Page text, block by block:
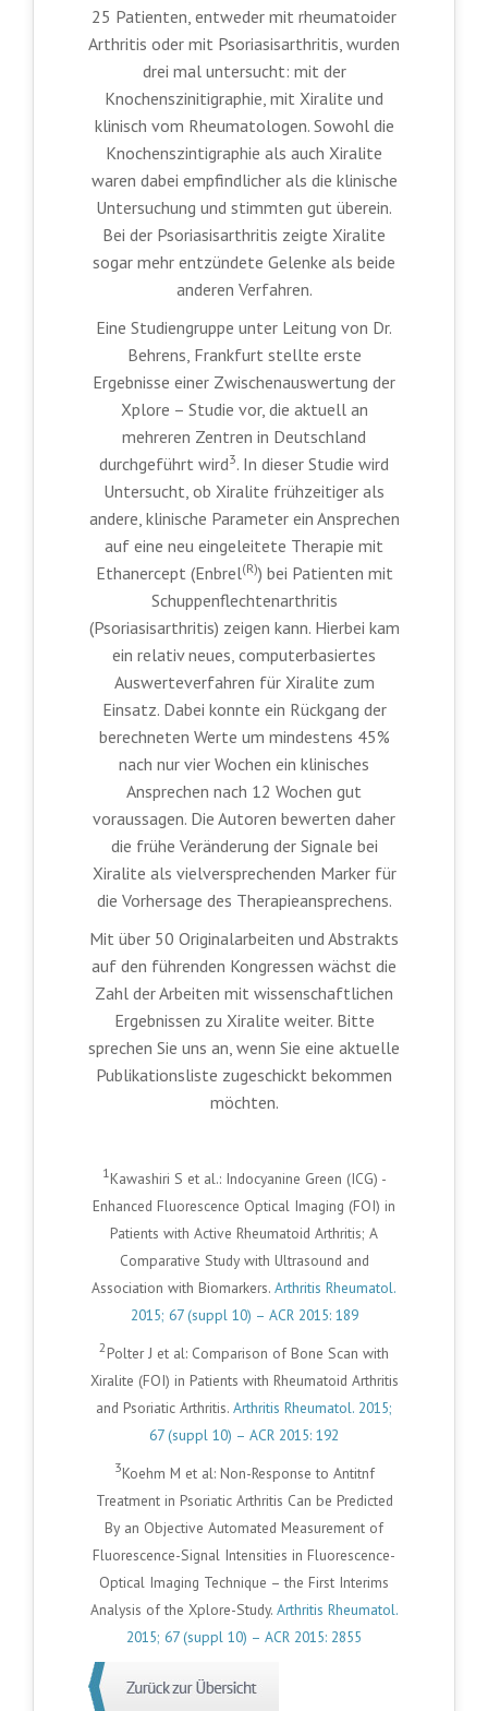
25 Patienten, entweder mit rheumatoider
Arthritis oder mit Psoriasisarthritis, wurden
drei mal untersucht: mit der
Knochenszinitigraphie, mit Xiralite und
klinisch vom Rheumatologen. Sowohl die
Knochenszintigraphie als auch Xiralite
waren dabei empfindlicher als die klinische
Untersuchung und stimmten gut überein.
Bei der Psoriasisarthritis zeigte Xiralite
sogar mehr entzündete Gelenke als beide
anderen Verfahren.
Eine Studiengruppe unter Leitung von Dr.
Behrens, Frankfurt stellte erste
Ergebnisse einer Zwischenauswertung der
Xplore – Studie vor, die aktuell an
mehreren Zentren in Deutschland
durchgeführt wird3. In dieser Studie wird
Untersucht, ob Xiralite frühzeitiger als
andere, klinische Parameter ein Ansprechen
auf eine neu eingeleitete Therapie mit
Ethanercept (Enbrel(R)) bei Patienten mit
Schuppenflechtenarthritis
(Psoriasisarthritis) zeigen kann. Hierbei kam
ein relativ neues, computerbasiertes
Auswerteverfahren für Xiralite zum
Einsatz. Dabei konnte ein Rückgang der
berechneten Werte um mindestens 45%
nach nur vier Wochen ein klinisches
Ansprechen nach 12 Wochen gut
voraussagen. Die Autoren bewerten daher
die frühe Veränderung der Signale bei
Xiralite als vielversprechenden Marker für
die Vorhersage des Therapieansprechens.
Mit über 50 Originalarbeiten und Abstrakts
auf den führenden Kongressen wächst die
Zahl der Arbeiten mit wissenschaftlichen
Ergebnissen zu Xiralite weiter. Bitte
sprechen Sie uns an, wenn Sie eine aktuelle
Publikationsliste zugeschickt bekommen
möchten.
1 Kawashiri S et al.: Indocyanine Green (ICG) -
Enhanced Fluorescence Optical Imaging (FOI) in
Patients with Active Rheumatoid Arthritis; A
Comparative Study with Ultrasound and
Association with Biomarkers. Arthritis Rheumatol.
2015; 67 (suppl 10) – ACR 2015: 189
2Polter J et al: Comparison of Bone Scan with
Xiralite (FOI) in Patients with Rheumatoid Arthritis
and Psoriatic Arthritis. Arthritis Rheumatol. 2015;
67 (suppl 10) – ACR 2015: 192
3Koehm M et al: Non-Response to Antitnf
Treatment in Psoriatic Arthritis Can be Predicted
By an Objective Automated Measurement of
Fluorescence-Signal Intensities in Fluorescence-
Optical Imaging Technique – the First Interims
Analysis of the Xplore-Study. Arthritis Rheumatol.
2015; 67 (suppl 10) – ACR 2015: 2855